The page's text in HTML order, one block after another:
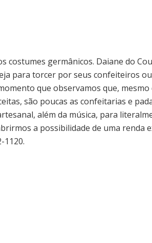
costumes germânicos. Daiane do
para torcer por seus confeiteiros
que observamos que, mesmo
são poucas as confeitarias e
além da música, para
a possibilidade de uma renda
1120.